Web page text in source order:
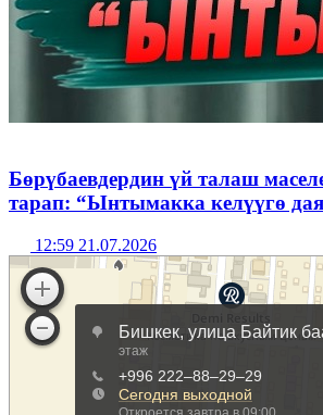
Бөрүбаевдердин үй талаш
тарап: “Ынтымакка келүүгө
12:59 21.07.2026